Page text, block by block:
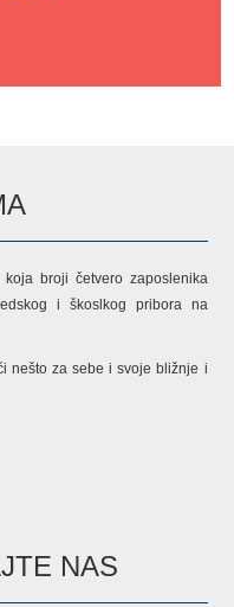
broji četvero zaposlenika
i škoslkog pribora na
nešto za sebe i svoje bližnje i
NAS